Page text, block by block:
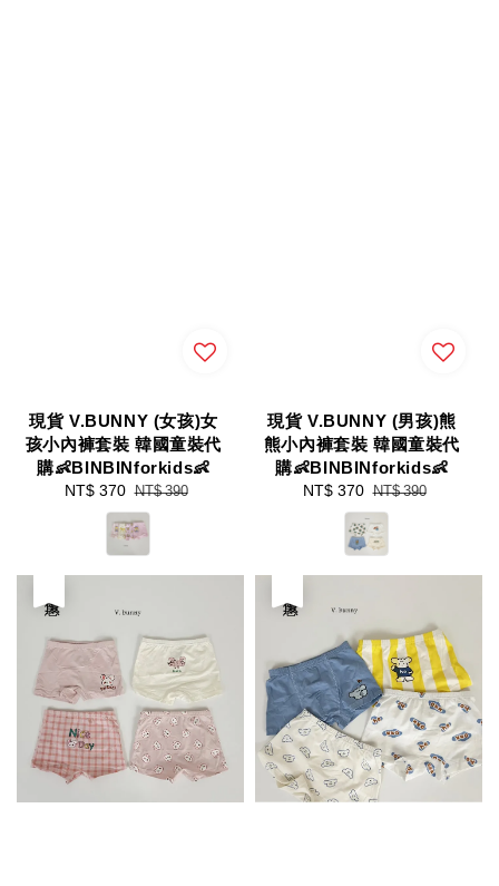
現貨 V.BUNNY (女孩)女
孩小內褲套裝 韓國童裝代
購👶BINBINforkids👶
Sale
NT$ 370 Regular
price
NT$ 390
現貨 V.BUNNY (男孩)熊
熊小內褲套裝 韓國童裝代
購👶BINBINforkids👶
Sale
NT$ 370 Regular
price
NT$ 390